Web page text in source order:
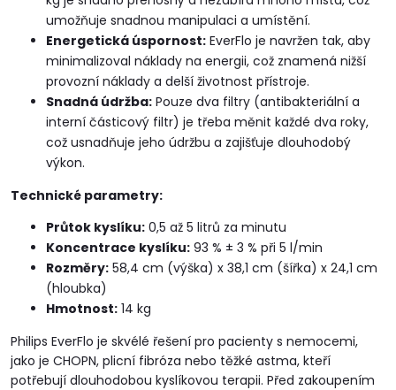
umožňuje snadnou manipulaci a umístění.
Energetická úspornost: EverFlo je navržen tak, aby
minimalizoval náklady na energii, což znamená nižší
provozní náklady a delší životnost přístroje.
Snadná údržba: Pouze dva filtry (antibakteriální a
interní částicový filtr) je třeba měnit každé dva roky,
což usnadňuje jeho údržbu a zajišťuje dlouhodobý
výkon.
Technické parametry:
Průtok kyslíku: 0,5 až 5 litrů za minutu
Koncentrace kyslíku: 93 % ± 3 % při 5 l/min
Rozměry: 58,4 cm (výška) x 38,1 cm (šířka) x 24,1 cm
(hloubka)
Hmotnost: 14 kg
Philips EverFlo je skvélé řešení pro pacienty s nemocemi,
jako je CHOPN, plicní fibróza nebo těžké astma, kteří
potřebují dlouhodobou kyslíkovou terapii. Před zakoupením